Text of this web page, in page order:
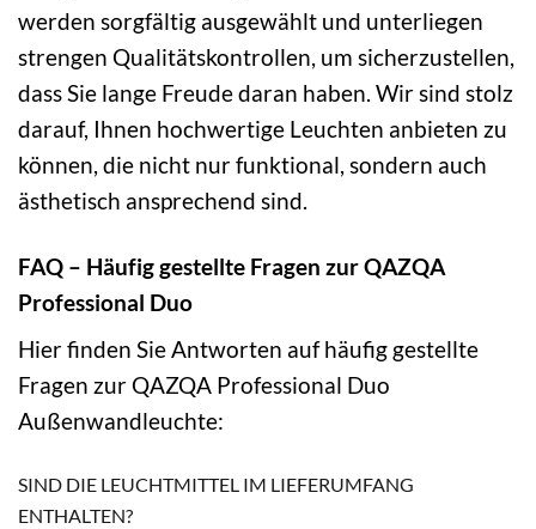
werden sorgfältig ausgewählt und unterliegen
strengen Qualitätskontrollen, um sicherzustellen,
dass Sie lange Freude daran haben. Wir sind stolz
darauf, Ihnen hochwertige Leuchten anbieten zu
können, die nicht nur funktional, sondern auch
ästhetisch ansprechend sind.
FAQ – Häufig gestellte Fragen zur QAZQA
Professional Duo
Hier finden Sie Antworten auf häufig gestellte
Fragen zur QAZQA Professional Duo
Außenwandleuchte:
SIND DIE LEUCHTMITTEL IM LIEFERUMFANG
ENTHALTEN?